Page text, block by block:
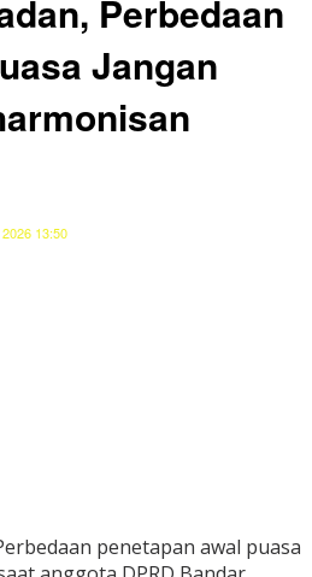
Perbedaan
Jangan
13:50
penetapan awal puasa